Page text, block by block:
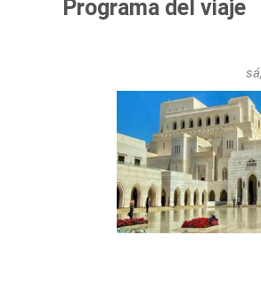
Programa del viaje